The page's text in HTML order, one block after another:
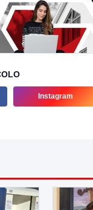
Instagram